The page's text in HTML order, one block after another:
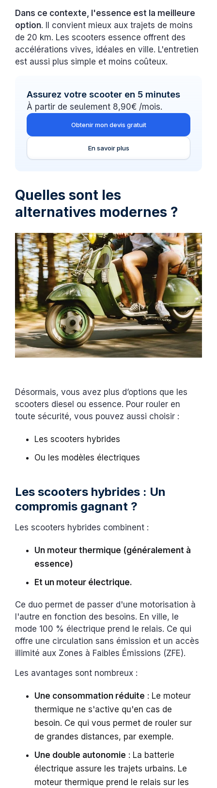
Dans ce contexte, l'essence est la meilleure
option. Il convient mieux aux trajets de moins
de 20 km. Les scooters essence offrent des
accélérations vives, idéales en ville. L'entretien
est aussi plus simple et moins coûteux.
Assurez votre scooter en 5 minutes
À partir de seulement 8,90€ /mois.
Obtenir mon devis gratuit
En savoir plus
Quelles sont les
alternatives modernes ?
Désormais, vous avez plus d’options que les
scooters diesel ou essence. Pour rouler en
toute sécurité, vous pouvez aussi choisir :
Les scooters hybrides
Ou les modèles électriques
Les scooters hybrides : Un
compromis gagnant ?
Les scooters hybrides combinent :
Un moteur thermique (généralement à
essence)
Et un moteur électrique.
Ce duo permet de passer d'une motorisation à
l'autre en fonction des besoins. En ville, le
mode 100 % électrique prend le relais. Ce qui
offre une circulation sans émission et un accès
illimité aux Zones à Faibles Émissions (ZFE).
Les avantages sont nombreux :
Une consommation réduite : Le moteur
thermique ne s'active qu'en cas de
besoin. Ce qui vous permet de rouler sur
de grandes distances, par exemple.
Une double autonomie : La batterie
électrique assure les trajets urbains. Le
moteur thermique prend le relais sur les